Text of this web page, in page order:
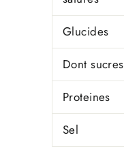
Glucides
Dont sucres
Proteines
Sel